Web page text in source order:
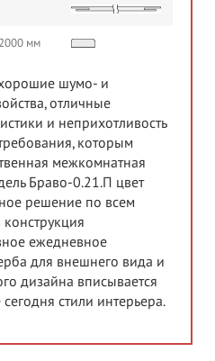
мм
хорошие шумо- и
отличные
и неприхотливость
которым
межкомнатная
Браво-0.21.П цвет
решение по всем
ежедневное
для внешнего вида и
дизайна вписывается
стили интерьера.